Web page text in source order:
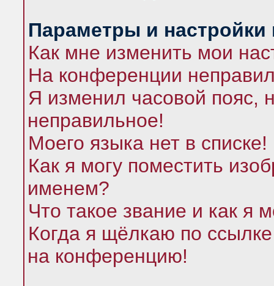
Параметры и настройки
Как мне изменить мои
На конференции
Я изменил часовой пояс,
неправильное!
Моего языка нет в списке!
Как я могу поместить
именем?
Что такое звание и как я
Когда я щёлкаю по
на конференцию!